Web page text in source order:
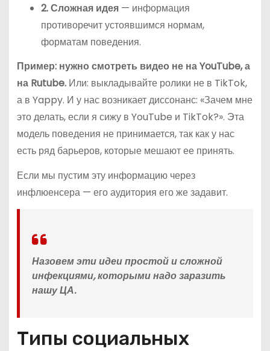
2. Сложная идея— информация
противоречит устоявшимся нормам,
форматам поведения.
Пример: нужно смотреть видео не на YouTube, а
на Rutube.Или: выкладывайте ролики не в TikTok,
а в Yappy. И у нас возникает диссонанс: «Зачем мне
это делать, если я сижу в YouTube и TikTok?». Эта
модель поведения не принимается, так как у нас
есть ряд барьеров, которые мешают ее принять.
Если мы пустим эту информацию через
инфлюенсера — его аудитория его же задавит.
Назовем эти идеи простой и сложной
инфекциями, которыми надо заразить
нашу ЦА.
Типы социальных